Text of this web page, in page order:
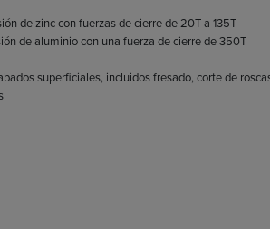
de zinc con fuerzas de cierre de 20T a 135T
de aluminio con una fuerza de cierre de 350T
superficiales, incluidos fresado, corte de